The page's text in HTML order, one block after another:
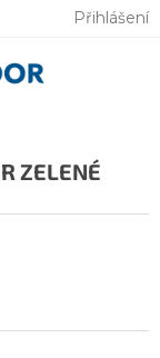
Přihlášení
ZELENÉ